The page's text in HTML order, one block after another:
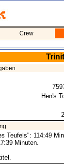
Crew
Hen's
Teufels": 114:49
Minuten.